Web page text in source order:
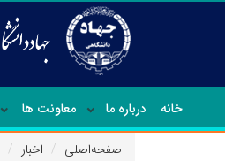
خانه درباره ما معاونت ها
صفحه‌اصلی اخبار